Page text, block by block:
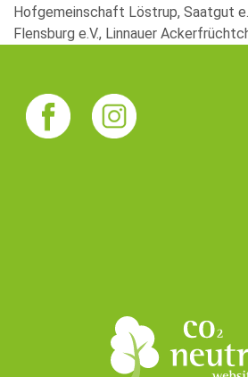
Hofgemeinschaft Löstrup, Saatgut
Flensburg e.V., Linnauer